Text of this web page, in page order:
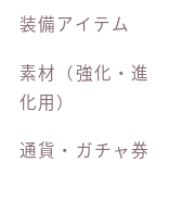
装備アイテム
素材（強化・進
化用）
通貨・ガチャ券